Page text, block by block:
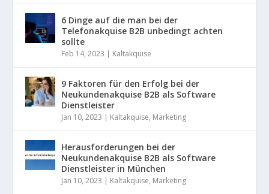
6 Dinge auf die man bei der
Telefonakquise B2B unbedingt achten
sollte
Feb 14, 2023 | Kaltakquise
9 Faktoren für den Erfolg bei der
Neukundenakquise B2B als Software
Dienstleister
Jan 10, 2023 | Kaltakquise, Marketing
Herausforderungen bei der
Neukundenakquise B2B als Software
Dienstleister in München
Jan 10, 2023 | Kaltakquise, Marketing